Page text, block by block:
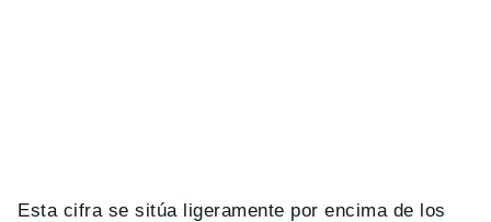
Esta cifra se sitúa ligeramente por encima de los